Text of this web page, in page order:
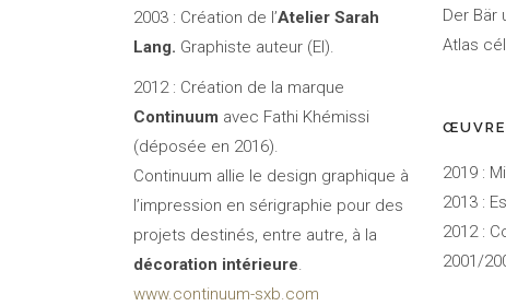
2003 : Création de l’Atelier Sarah
Lang. Graphiste auteur (EI).
2012 : Création de la marque
Continuum avec Fathi Khémissi
(déposée en 2016).
Continuum allie le design graphique à
l’impression en sérigraphie pour des
projets destinés, entre autre, à la
décoration intérieure.
www.continuum-sxb.com
Der Bär
Atlas
2019 :
2013 :
2012 :
2001/